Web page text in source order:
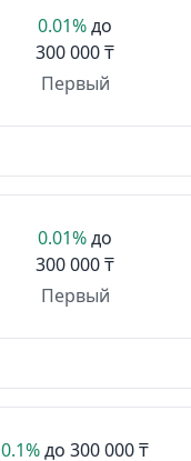
0.01%до
300 000 ₸
Первый
0.01%до
300 000 ₸
Первый
0.1%до300 000 ₸